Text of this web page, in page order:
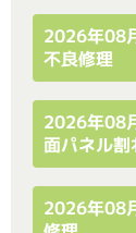
2026年08
不良修理
2026年08
面パネル割
2026年08